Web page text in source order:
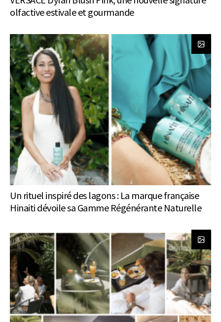
olfactive estivale et gourmande
Un rituel inspiré des lagons : La marque française
Hinaiti dévoile sa Gamme Régénérante Naturelle